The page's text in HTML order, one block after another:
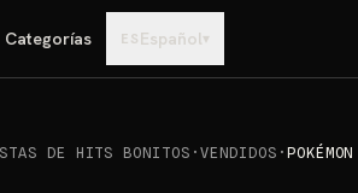
Categorías ES Español▾
DE HITS BONITOS ·VENDIDOS ·